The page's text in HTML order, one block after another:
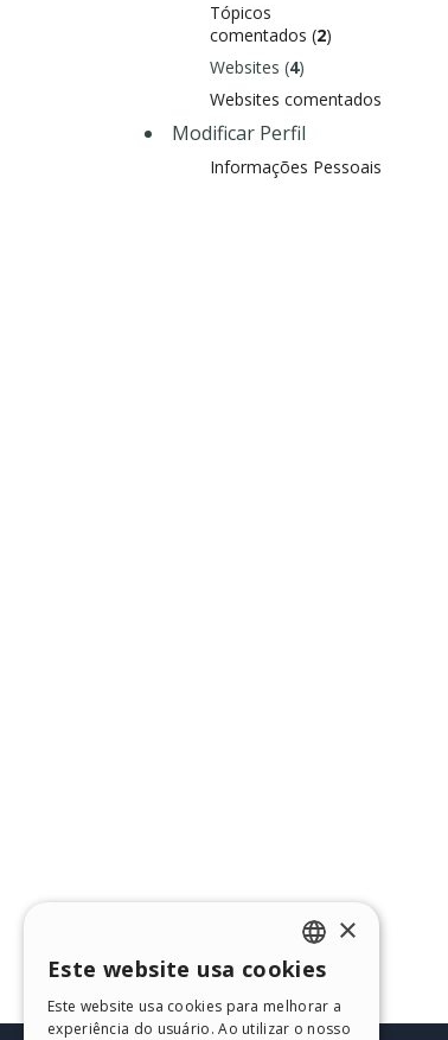
Tópicos
comentados (2)
Websites (4)
Websites comentados
Modificar Perfil
Informações Pessoais
ENGLISH
ITALIAN
×
Este website usa cookies
Este website usa cookies para melhorar a
experiência do usuário. Ao utilizar o nosso